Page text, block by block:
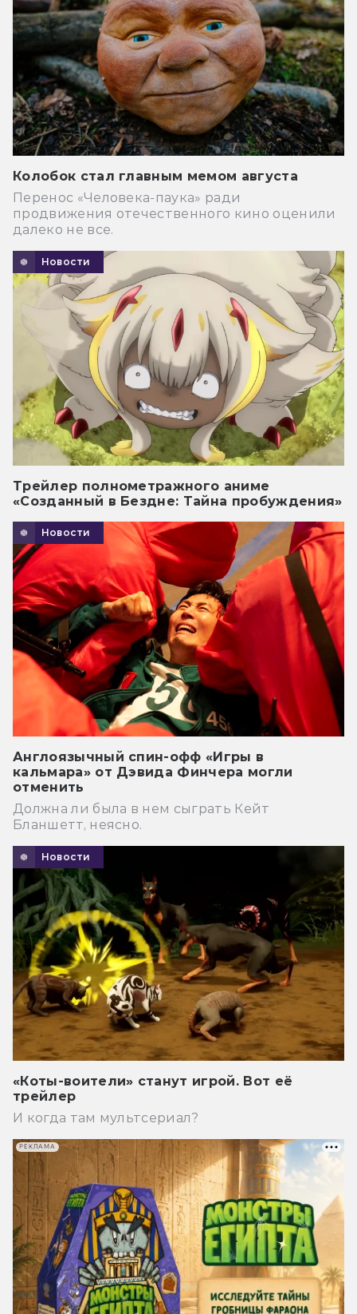
Колобок стал главным мемом августа
Перенос «Человека-паука» ради
продвижения отечественного кино оценили
далеко не все.
Новости
Трейлер полнометражного аниме
«Созданный в Бездне: Тайна пробуждения»
Новости
Англоязычный спин-офф «Игры в
кальмара» от Дэвида Финчера могли
отменить
Должна ли была в нем сыграть Кейт
Бланшетт, неясно.
Новости
«Коты-воители» станут игрой. Вот её
трейлер
И когда там мультсериал?
РЕКЛАМА